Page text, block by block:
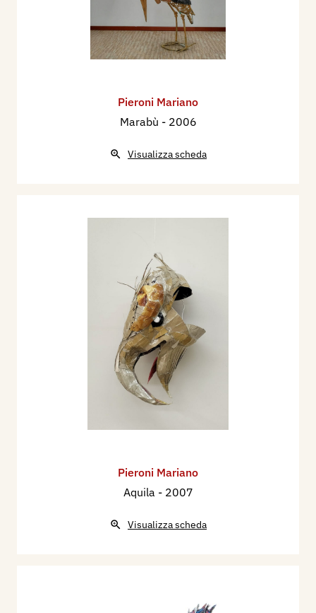
Pieroni Mariano
Marabù - 2006
Visualizza scheda
Pieroni Mariano
Aquila - 2007
Visualizza scheda